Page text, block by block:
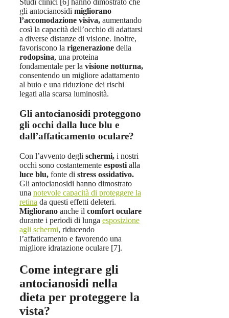
Studi clinici [6] hanno dimostrato che
gli antocianosidi migliorano
l’accomodazione visiva, aumentando
così la capacità dell’occhio di adattarsi
a diverse distanze di visione. Inoltre,
favoriscono la rigenerazione della
rodopsina, una proteina
fondamentale per la visione notturna,
consentendo un migliore adattamento
al buio e una riduzione dei rischi
legati alla scarsa luminosità.
Gli antocianosidi proteggono
gli occhi dalla luce blu e
dall’affaticamento oculare?
Con l’avvento degli schermi, i nostri
occhi sono costantemente esposti alla
luce blu, fonte di stress ossidativo.
Gli antocianosidi hanno dimostrato
una notevole capacità di proteggere la
retina da questi effetti deleteri.
Migliorano anche il comfort oculare
durante i periodi di lunga esposizione
agli schermi, riducendo
l’affaticamento e favorendo una
migliore idratazione oculare [7].
Come integrare gli
antocianosidi nella
dieta per proteggere la
vista?